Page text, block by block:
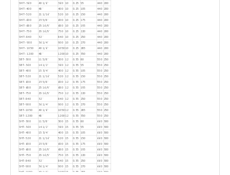
SMT-360
40 1/6' 360 10 0.25 95 440 200
SMT-400
48' 400 10 0.25 105 440 200
SMT-520
21 1/16' 520 10 0.25 150 440 200
SMT-600
23 5/8' 600 10 0.25 175 440 200
SMT-680
25 16/9' 680 10 0.25 195 440 200
SMT-750 29 16/9' 750 10 0.25 220 440 200
SMT-840 32' 840 10 0.25 250 440 200
SMT- 900
36 1/4' 900 10 0.25 270 440 200
SMT- 1050
40 1/6' 105010 0.25 285 440 200
SMT- 1200
48' 120010 0.25 350 440 200
SBT-300
11 5/8' 300 12 0.35 80 550 250
SBT-360 14 1/2' 360 12 0.35 95 550 250
SBT-400 15 3/4' 400 12 0.35 105 550 250
SBT-520
21 1/16' 520 12 0.35 150 550 250
SBT-600
23 5/8' 600 12 0.35 175 550 250
SBT-680
25 16/9' 680 12 0.35 195 550 250
SBT-750
29 16/9' 750 12 0.35 220 550 250
SBT-840
32' 840 12 0.35 250 550 250
SBT-900
36 1/4' 900 12 0.35 270 550 250
SBT-1050
40 1/6' 105012 0.35 285 550 250
SBT-1200 48' 120012 0.35 350 550 250
SHT-300
11 5/8' 300 15 0.35 80 660 300
SHT-360 14 1/2' 360 15 0.35 95 660 300
SHT-400
15 3/4' 400 15 0.35 105 660 300
SHT-520
21 1/16' 520 15 0.35 150 660 300
SHT-600
23 5/8' 600 15 0.35 175 660 300
SHT-680 25 16/9' 680 15 0.35 195 660 300
SHT-750
29 16/9' 750 15 0.35 220 660 300
SHT-840 32' 840 15 0.35 250 660 300
SHT-900
36 1/4' 900 15 0.35 270 660 300
SHT-1050
40 1/6' 105015 0.35 285 660 300